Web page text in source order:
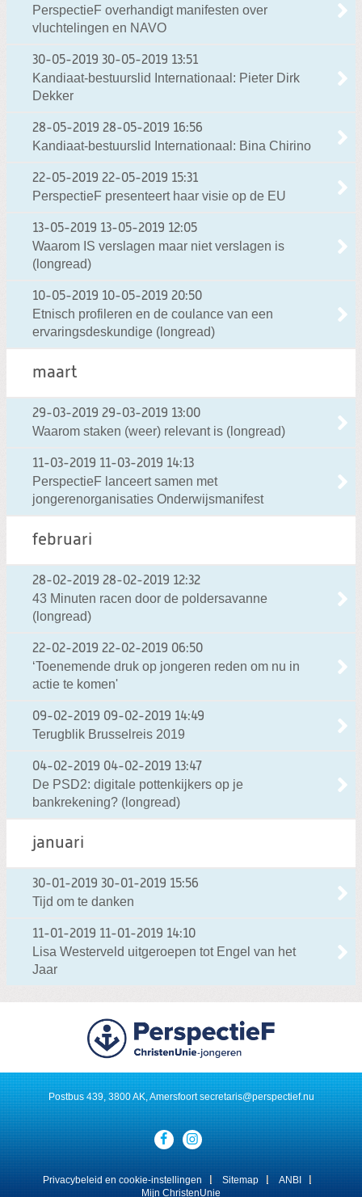
PerspectieF overhandigt manifesten over
vluchtelingen en NAVO
30-05-2019 30-05-2019 13:51
Kandiaat-bestuurslid Internationaal: Pieter Dirk
Dekker
28-05-2019 28-05-2019 16:56
Kandiaat-bestuurslid Internationaal: Bina Chirino
22-05-2019 22-05-2019 15:31
PerspectieF presenteert haar visie op de EU
13-05-2019 13-05-2019 12:05
Waarom IS verslagen maar niet verslagen is
(longread)
10-05-2019 10-05-2019 20:50
Etnisch profileren en de coulance van een
ervaringsdeskundige (longread)
maart
29-03-2019 29-03-2019 13:00
Waarom staken (weer) relevant is (longread)
11-03-2019 11-03-2019 14:13
PerspectieF lanceert samen met
jongerenorganisaties Onderwijsmanifest
februari
28-02-2019 28-02-2019 12:32
43 Minuten racen door de poldersavanne
(longread)
22-02-2019 22-02-2019 06:50
‘Toenemende druk op jongeren reden om nu in
actie te komen'
09-02-2019 09-02-2019 14:49
Terugblik Brusselreis 2019
04-02-2019 04-02-2019 13:47
De PSD2: digitale pottenkijkers op je
bankrekening? (longread)
januari
30-01-2019 30-01-2019 15:56
Tijd om te danken
11-01-2019 11-01-2019 14:10
Lisa Westerveld uitgeroepen tot Engel van het
Jaar
Postbus 439, 3800 AK, Amersfoortsecretaris@perspectief.nu
mediaPrivacybeleid en cookie-instellingen Sitemap
ANBI
Mijn ChristenUnie